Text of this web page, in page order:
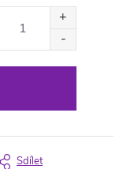
Sdílet